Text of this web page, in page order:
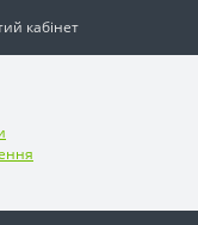
кабінет